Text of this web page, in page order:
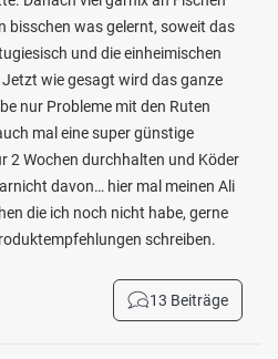
bisschen was gelernt, soweit das
und die einheimischen
wie gesagt wird das ganze
nur Probleme mit den Ruten
mal eine super günstige
2 Wochen durchhalten und Köder
davon… hier mal meinen Ali
die ich noch nicht habe, gerne
schreiben.
13 Beiträge